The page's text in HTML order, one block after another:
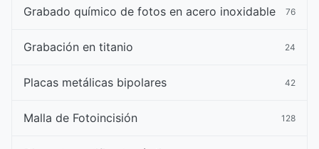
Grabado químico de fotos en acero inoxidable 76
Grabación en titanio 24
Placas metálicas bipolares 42
Malla de Fotoincisión 128